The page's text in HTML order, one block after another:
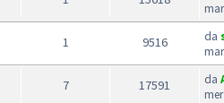
1 9516 da
7 17591 da